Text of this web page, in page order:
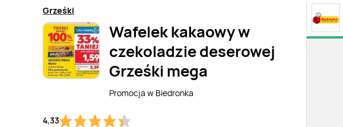
Grześki
Wafelek kakaowy w
czekoladzie deserowej
Grześki mega
Promocja w Biedronka
4,33